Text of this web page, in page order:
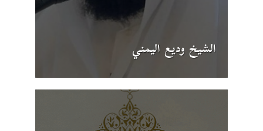
الشيخ وديع اليمني